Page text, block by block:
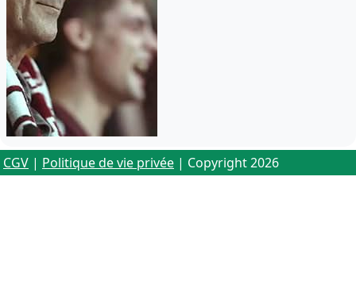
CGV | Politique de vie privée | Copyright 2026